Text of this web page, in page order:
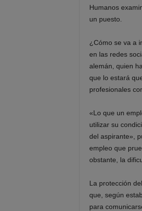
Humanos
un puesto.
¿Cómo se va a
en las redes
alemán, quien
que lo estará
profesionales
«Lo que un
utilizar su
del aspirante»,
empleo que
obstante, la
La protección
que, según
para